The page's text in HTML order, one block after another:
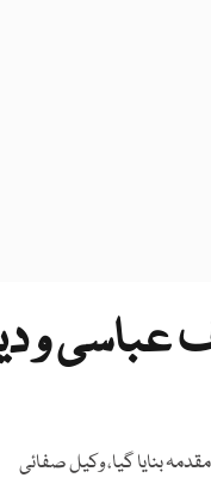
بنایا گیا، وکیل صفائی